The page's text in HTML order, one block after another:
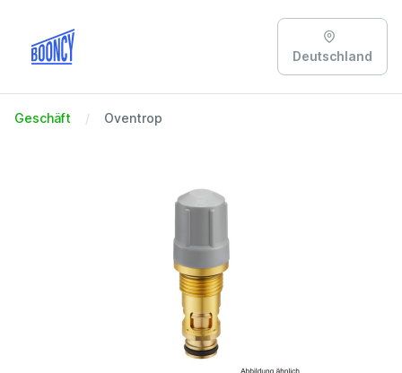
Deutschland
Geschäft Oventrop